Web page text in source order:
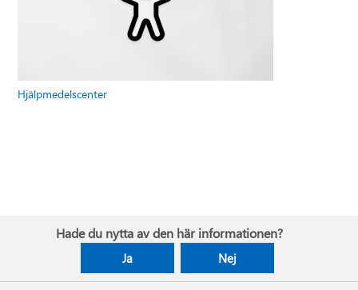
Hjälpmedelscenter
Hade du nytta av den här informationen?
Ja Nej